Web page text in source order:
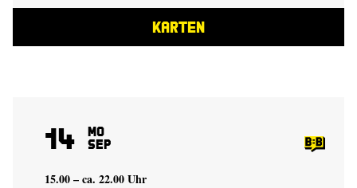
KARTEN
14 Mo
Sep
15.00 – ca. 22.00 Uhr